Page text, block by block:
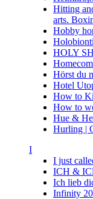
Hitting
arts.
Hobby
HOLY
Hörst du
Hotel
How to
How to
Hue &
Hurling |
I
I just
ICH &
Ich lieb
Infinity